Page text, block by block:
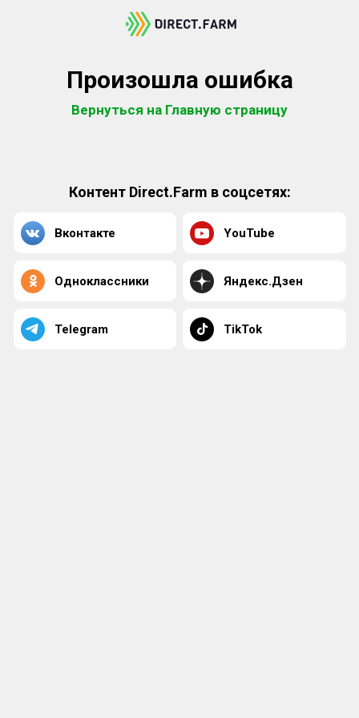
Произошла ошибка
Вернуться на Главную страницу
Контент Direct.Farm в соцсетях:
Вконтакте YouTube
Одноклассники Яндекс.Дзен
Telegram TikTok